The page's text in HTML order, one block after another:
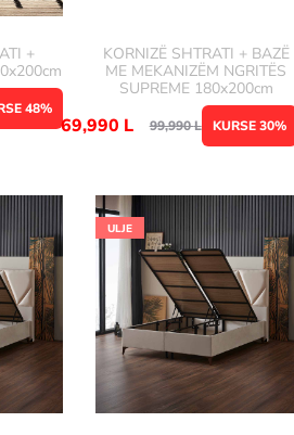
+
48%
KORNIZË SHTRATI + BAZË
ME MEKANIZËM NGRITËS
SUPREME 180x200cm
KURSE 30%
99,990L
69,990 L
ULJE